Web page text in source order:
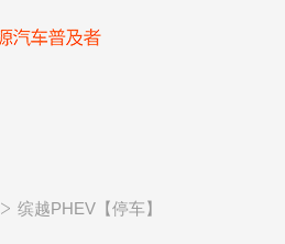
缤越PHEV【停车】